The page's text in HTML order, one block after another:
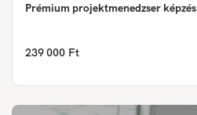
Prémium projektmenedzser képzés
239 000 Ft